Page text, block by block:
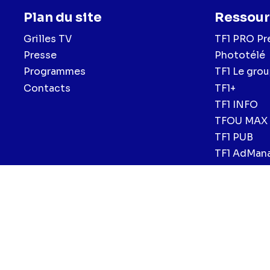
Plan du site
Grilles TV
Presse
Programmes
Contacts
TF1 PRO
Phototélé
TF1 Le
TF1+
TF1 INFO
TFOU MAX
TF1 PUB
TF1